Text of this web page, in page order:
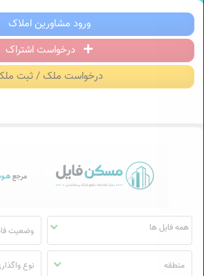
مسکن فایل | خرید،ورود مشاورین املاک
درخواست اشتراک
درخواست ملک / ثبت
مسکن
فایل
وضعیت
منطقه نوع